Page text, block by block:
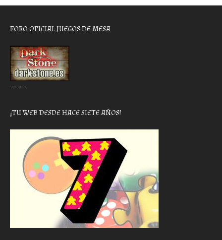
FORO OFICIAL JUEGOS DE MESA
………..
¡TU WEB DESDE HACE SIETE AÑOS!